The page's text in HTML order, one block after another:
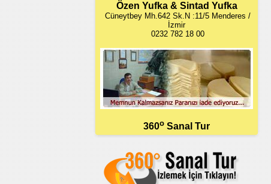
Özen Yufka & Sintad Yufka
Cüneytbey Mh.642 Sk.N :11/5 Menderes /
İzmir
0232 782 18 00
360o Sanal Tur